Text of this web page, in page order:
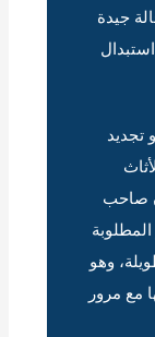
جيدة
تجديد
صاحب
وهو
مع مرور